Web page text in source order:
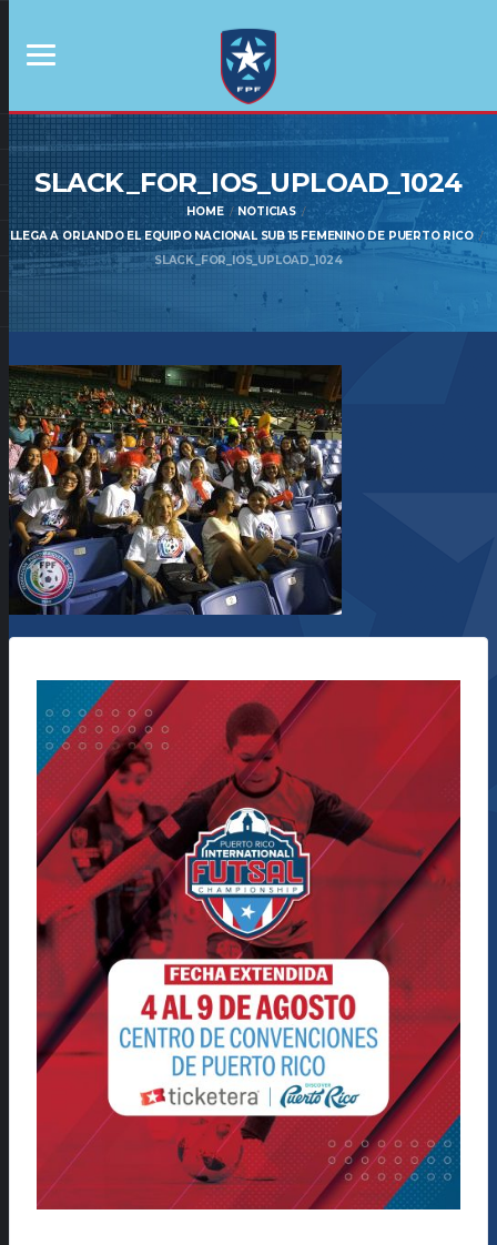
SLACK_FOR_IOS_UPLOAD_1024
HOME
NOTICIAS
LLEGA A ORLANDO EL EQUIPO NACIONAL SUB 15 FEMENINO DE PUERTO RICO
SLACK_FOR_IOS_UPLOAD_1024